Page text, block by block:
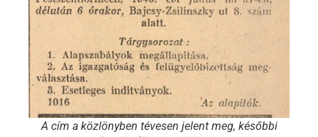
A cím a közlönyben tévesen jelent meg, későbbi